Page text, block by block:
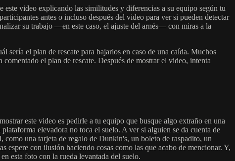
video explicando las similitudes y diferencias a su equipo según tu
antes o incluso después del video para ver si pueden detectar
su trabajo —en este caso, el ajuste del arnés— con miras a la
sería el plan de rescate para bajarlos en caso de una caída. Muchos
el plan de rescate. Después de mostrar el video, intenta
este video es pedirle a tu equipo que busque algo extraño en una
elevadora no toca el suelo. A ver si alguien se da cuenta de
como una tarjeta de regalo de Dunkin's, un boleto de raspadito, un
espere con ilusión haciendo cosas como las que acabo de mencionar. Y,
esta foto con la rueda levantada del suelo.